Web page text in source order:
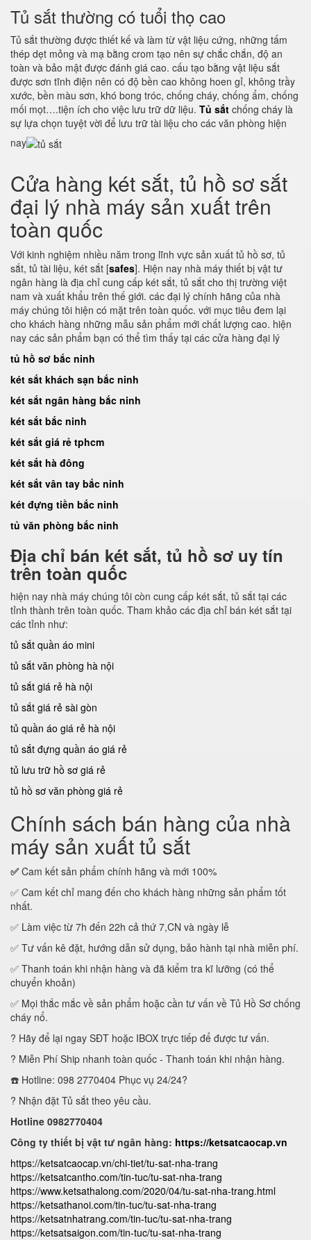
Tủ sắt thường có tuổi thọ cao
Tủ sắt thường được thiết kế và làm từ vật liệu cứng, những tấm
thép dẹt mỏng và mạ bằng crom tạo nên sự chắc chắn, độ an
toàn và bảo mật được đánh giá cao. cấu tạo bằng vật liệu sắt
được sơn tĩnh điện nên có độ bền cao không hoen gỉ, không trầy
xước, bền màu sơn, khó bong tróc, chống cháy, chống ẩm, chống
mối mọt….tiện ích cho việc lưu trữ dữ liệu. Tủ sắt chống cháy là
sự lựa chọn tuyệt vời để lưu trữ tài liệu cho các văn phòng hiện
nay
Cửa hàng két sắt, tủ hồ sơ sắt
đại lý nhà máy sản xuất trên
toàn quốc
Với kinh nghiệm nhiều năm trong lĩnh vực sản xuất tủ hồ sơ, tủ
sắt, tủ tài liệu, két sắt [safes]. Hiện nay nhà máy thiết bị vật tư
ngân hàng là địa chỉ cung cấp két sắt, tủ sắt cho thị trường việt
nam và xuất khẩu trên thế giới. các đại lý chính hãng của nhà
máy chúng tôi hiện có mặt trên toàn quốc. với mục tiêu đem lại
cho khách hàng những mẫu sản phẩm mới chất lượng cao. hiện
nay các sản phẩm bạn có thể tìm thấy tại các cửa hàng đại lý
tủ hồ sơ bắc ninh
két sắt khách sạn bắc ninh
két sắt ngân hàng bắc ninh
két sắt bắc ninh
két sắt giá rẻ tphcm
két sắt hà đông
két sắt vân tay bắc ninh
két đựng tiền bắc ninh
tủ văn phòng bắc ninh
Địa chỉ bán két sắt, tủ hồ sơ uy tín
trên toàn quốc
hiện nay nhà máy chúng tôi còn cung cấp két sắt, tủ sắt tại các
tỉnh thành trên toàn quốc. Tham khảo các địa chỉ bán két sắt tại
các tỉnh như:
tủ sắt quần áo mini
tủ sắt văn phòng hà nội
tủ sắt giá rẻ hà nội
tủ sắt giá rẻ sài gòn
tủ quần áo giá rẻ hà nội
tủ sắt đựng quần áo giá rẻ
tủ lưu trữ hồ sơ giá rẻ
tủ hồ sơ văn phòng giá rẻ
Chính sách bán hàng của nhà
máy sản xuất tủ sắt
✅ Cam kết sản phẩm chính hãng và mới 100%
✅ Cam kết chỉ mang đến cho khách hàng những sản phẩm tốt
nhất.
✅ Làm việc từ 7h đến 22h cả thứ 7,CN và ngày lễ
✅ Tư vấn kê đặt, hướng dẫn sử dụng, bảo hành tại nhà miễn phí.
✅ Thanh toán khi nhận hàng và đã kiểm tra kĩ lưỡng (có thể
chuyển khoản)
✅ Mọi thắc mắc về sản phẩm hoặc cần tư vấn về Tủ Hồ Sơ chống
cháy nổ.
? Hãy để lại ngay SĐT hoặc IBOX trực tiếp để được tư vấn.
? Miễn Phí Ship nhanh toàn quốc - Thanh toán khi nhận hàng.
☎️ Hotline: 098 2770404 Phục vụ 24/24?
? Nhận đặt Tủ sắt theo yêu cầu.
Hotline 0982770404
Công ty thiết bị vật tư ngân hàng: https://ketsatcaocap.vn
https://ketsatcaocap.vn/chi-tiet/tu-sat-nha-trang
https://ketsatcantho.com/tin-tuc/tu-sat-nha-trang
https://www.ketsathalong.com/2020/04/tu-sat-nha-trang.html
https://ketsathanoi.com/tin-tuc/tu-sat-nha-trang
https://ketsatnhatrang.com/tin-tuc/tu-sat-nha-trang
https://ketsatsaigon.com/tin-tuc/tu-sat-nha-trang